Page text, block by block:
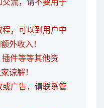
，可以到用户中
外收入！
件等等其他资
谅解！
广告，请联系管